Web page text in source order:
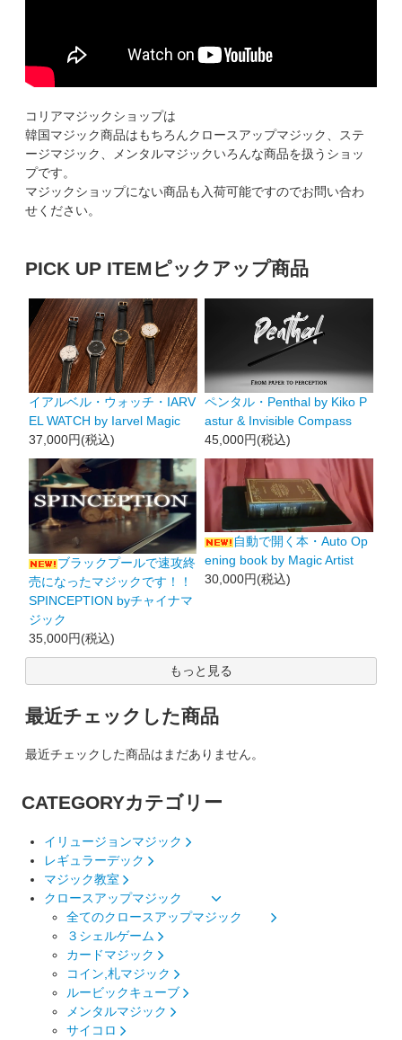
コリアマジックショップは
韓国マジック商品はもちろんクロースアップマジック、ステ
ージマジック、メンタルマジックいろんな商品を扱うショッ
プです。
マジックショップにない商品も入荷可能ですのでお問い合わ
せください。
PICK UP ITEM ピックアップ商品
イアルベル・ウォッチ・IARV
EL WATCH by Iarvel Magic
37,000円(税込)
ペンタル・Penthal by Kiko P
astur & Invisible Compass
45,000円(税込)
ブラックプールで速攻終
売になったマジックです！！
SPINCEPTION byチャイナマ
ジック
35,000円(税込)
自動で開く本・Auto Op
ening book by Magic Artist
30,000円(税込)
もっと見る
最近チェックした商品
最近チェックした商品はまだありません。
CATEGORYカテゴリー
イリュージョンマジック
レギュラーデック
マジック教室
クロースアップマジック
全てのクロースアップマジック
３シェルゲーム
カードマジック
コイン,札マジック
ルービックキューブ
メンタルマジック
サイコロ